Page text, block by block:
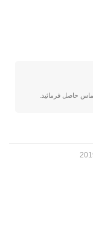
حاصل فرمائید.